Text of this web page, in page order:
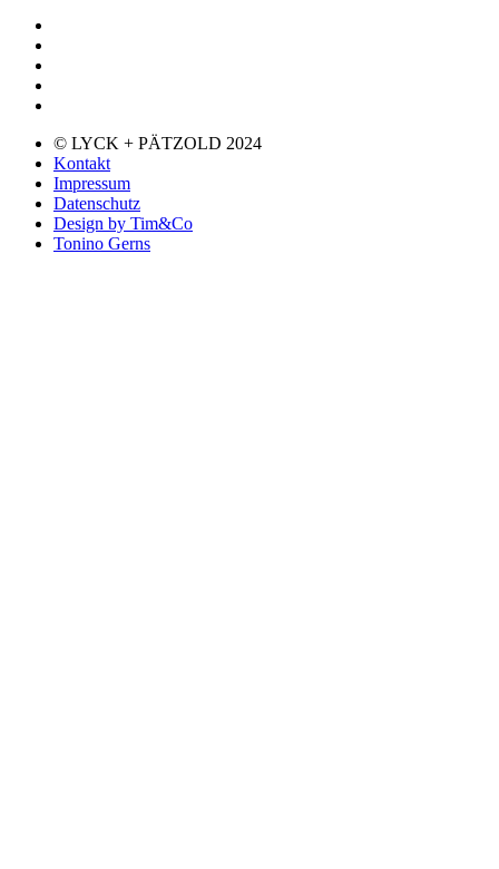
© LYCK + PÄTZOLD 2024
Kontakt
Impressum
Datenschutz
Design by Tim&Co
Tonino Gerns